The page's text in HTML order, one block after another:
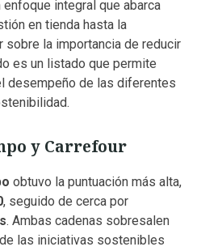
integral que abarca
en tienda hasta la
sobre la importancia de reducir
es un listado que permite
desempeño de las diferentes
y Carrefour
obtuvo la puntuación más alta,
, seguido de cerca por
. Ambas cadenas sobresalen
las iniciativas sostenibles